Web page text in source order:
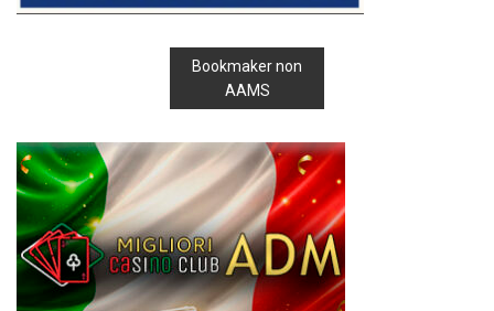
Bookmaker non
AAMS